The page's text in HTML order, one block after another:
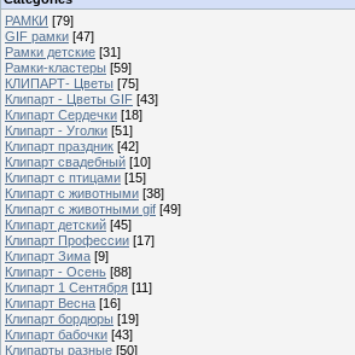
РАМКИ [79]
GIF рамки [47]
Рамки детские [31]
Рамки-кластеры [59]
КЛИПАРТ- Цветы [75]
Клипарт - Цветы GIF [43]
Клипарт Сердечки [18]
Клипарт - Уголки [51]
Клипарт праздник [42]
Клипарт свадебный [10]
Клипарт с птицами [15]
Клипарт с животными [38]
Клипарт с животными gif [49]
Клипарт детский [45]
Клипарт Профессии [17]
Клипарт Зима [9]
Клипарт - Осень [88]
Клипарт 1 Сентября [11]
Клипарт Весна [16]
Клипарт бордюры [19]
Клипарт бабочки [43]
Клипарты разные [50]